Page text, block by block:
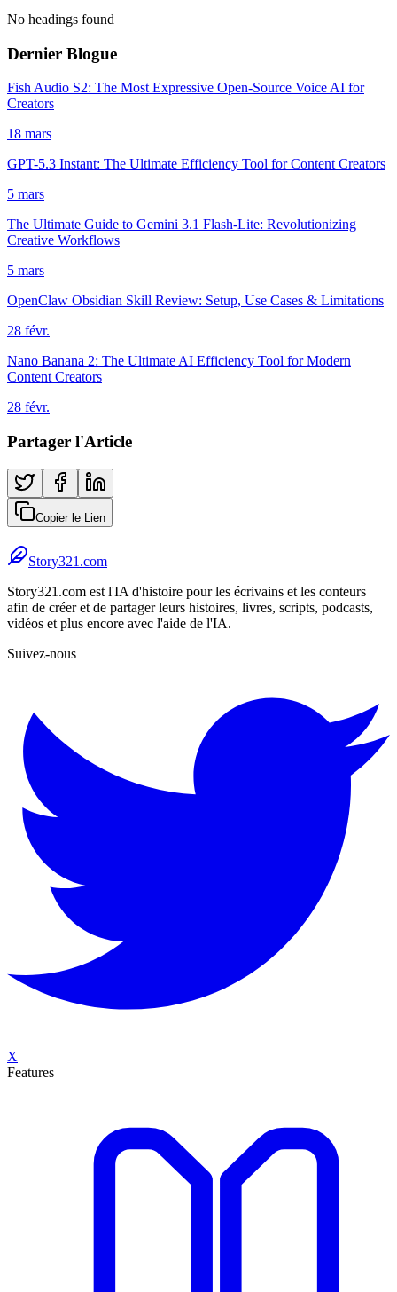
No headings found
Dernier Blogue
Fish Audio S2: The Most Expressive Open-Source Voice AI for
Creators
18 mars
GPT-5.3 Instant: The Ultimate Efficiency Tool for Content Creators
5 mars
The Ultimate Guide to Gemini 3.1 Flash-Lite: Revolutionizing
Creative Workflows
5 mars
OpenClaw Obsidian Skill Review: Setup, Use Cases & Limitations
28 févr.
Nano Banana 2: The Ultimate AI Efficiency Tool for Modern
Content Creators
28 févr.
Partager l'Article
Copier le Lien
Story321.com
Story321.com est l'IA d'histoire pour les écrivains et les conteurs
afin de créer et de partager leurs histoires, livres, scripts, podcasts,
vidéos et plus encore avec l'aide de l'IA.
Suivez-nous
X
Features